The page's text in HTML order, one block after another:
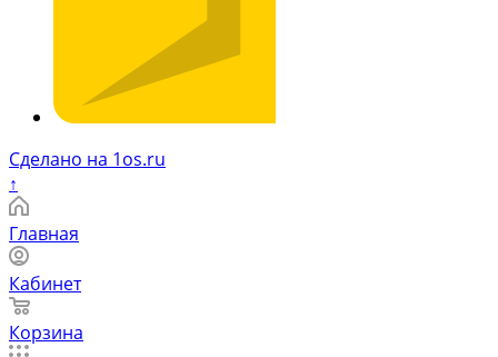
Сделано на 1os.ru
↑
Главная
Кабинет
Корзина